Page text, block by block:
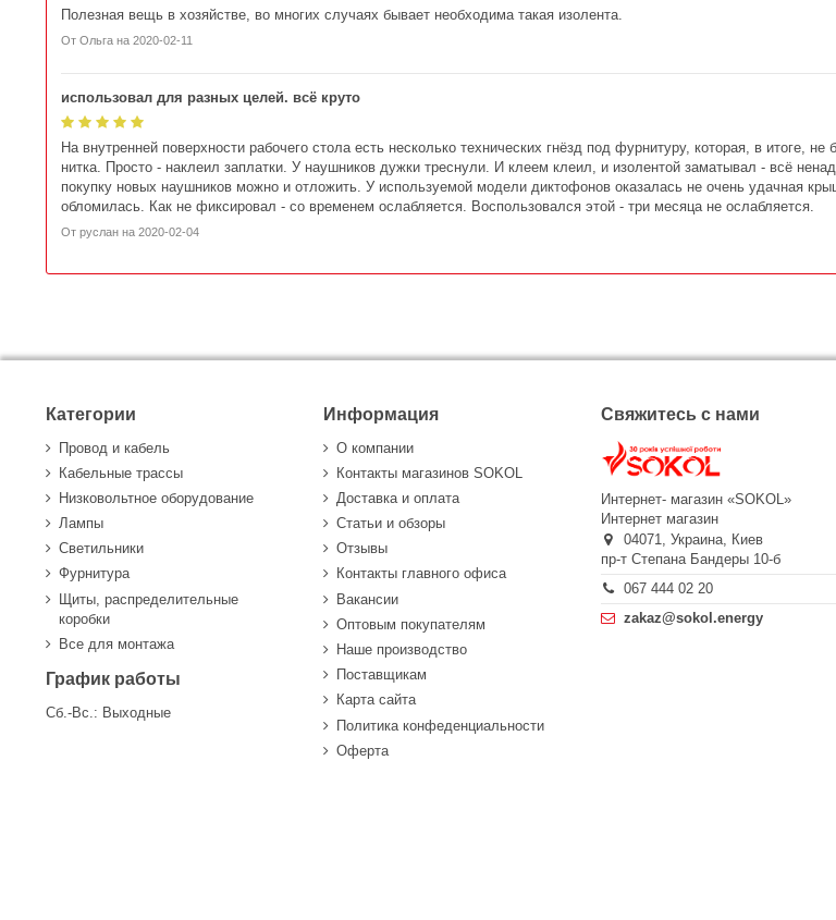
Полезная вещь в хозяйстве, во многих случаях бывает необходима такая изолента.
От Ольга на 2020-02-11
использовал для разных целей. всё круто
На внутренней поверхности рабочего стола есть несколько технических гнёзд под фурнитуру, которая, в итоге,
нитка. Просто - наклеил заплатки. У наушников дужки треснули. И клеем клеил, и изолентой заматывал - всё
покупку новых наушников можно и отложить. У используемой модели диктофонов оказалась не очень удачная
обломилась. Как не фиксировал - со временем ослабляется. Воспользовался этой - три месяца не ослабляется.
От руслан на 2020-02-04
Категории
Провод и кабель
Кабельные трассы
Низковольтное оборудование
Лампы
Светильники
Фурнитура
Щиты, распределительные
коробки
Все для монтажа
График работы
Сб.-Вс.: Выходные
Информация
О компании
Контакты магазинов SOKOL
Доставка и оплата
Статьи и обзоры
Отзывы
Контакты главного офиса
Вакансии
Оптовым покупателям
Наше производство
Поставщикам
Карта сайта
Политика конфеденциальности
Оферта
Свяжитесь с нами
Интернет- магазин «SOKOL»
Интернет магазин
04071,Украина,
Киев
пр-т Степана Бандеры 10-б
067 444 02 20
zakaz@sokol.energy